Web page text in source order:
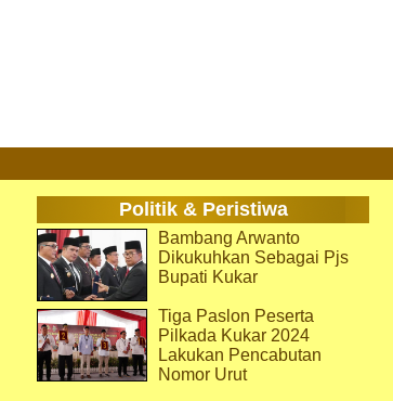
Politik & Peristiwa
Bambang Arwanto
Dikukuhkan Sebagai Pjs
Bupati Kukar
Tiga Paslon Peserta
Pilkada Kukar 2024
Lakukan Pencabutan
Nomor Urut